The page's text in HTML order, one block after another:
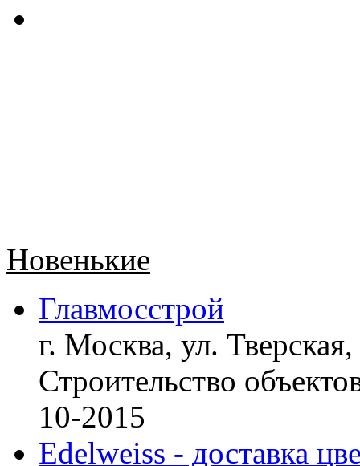
Новенькие
Главмосстрой
г. Москва, ул.
Строительство
10-2015
Edelweiss - доставка